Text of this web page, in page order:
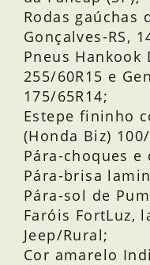
Rodas gaúchas
Gonçalves-RS,
Pneus Hankook
255/60R15 e
175/65R14;
Estepe fininho
(Honda Biz)
Pára-choques
Pára-brisa
Pára-sol de
Faróis FortLuz,
Jeep/Rural;
Cor amarelo